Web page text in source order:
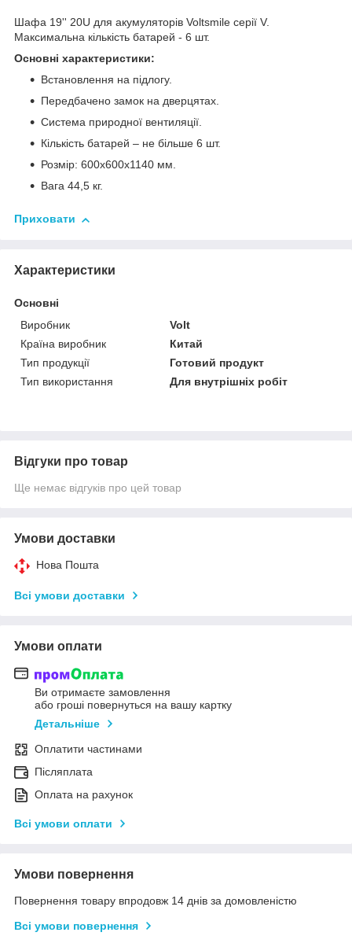
Шафа 19'' 20U для акумуляторів Voltsmile серії V.
Максимальна кількість батарей - 6 шт.
Основні характеристики:
Встановлення на підлогу.
Передбачено замок на дверцятах.
Система природної вентиляції.
Кількість батарей – не більше 6 шт.
Розмір: 600х600х1140 мм.
Вага 44,5 кг.
Приховати
Характеристики
Основні
Виробник
Volt
Країна виробник
Китай
Тип продукції
Готовий продукт
Тип використання
Для внутрішніх робіт
Відгуки про товар
Ще немає відгуків про цей товар
Умови доставки
Нова Пошта
Всі умови доставки
Умови оплати
Ви отримаєте замовлення
або гроші повернуться на вашу картку
Детальніше
Оплатити частинами
Післяплата
Оплата на рахунок
Всі умови оплати
Умови повернення
Повернення товару впродовж 14 днів за домовленістю
Всі умови повернення